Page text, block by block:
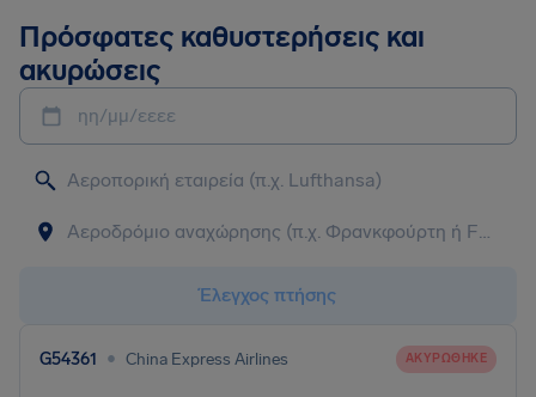
Πρόσφατες καθυστερήσεις και
ακυρώσεις
ηη/μμ/εεεε
Έλεγχος πτήσης
G54361 • China Express Airlines ΑΚΥΡΏΘΗΚΕ